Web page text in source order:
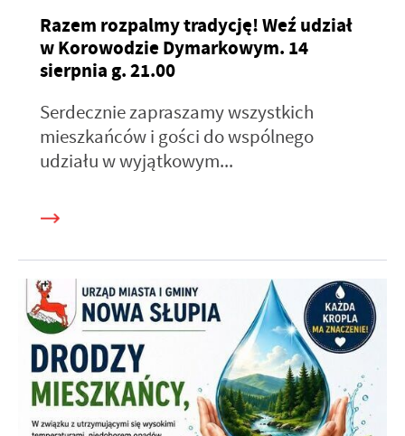
Razem rozpalmy tradycję! Weź udział
w Korowodzie Dymarkowym. 14
sierpnia g. 21.00
Serdecznie zapraszamy wszystkich
mieszkańców i gości do wspólnego
udziału w wyjątkowym...